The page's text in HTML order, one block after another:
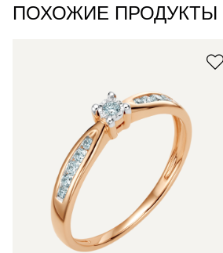
ПОХОЖИЕ ПРОДУКТЫ